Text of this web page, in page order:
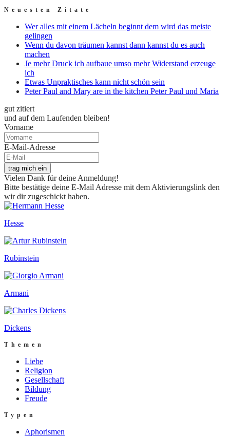
Neuesten Zitate
Wer alles mit einem Lächeln beginnt dem wird das meiste
gelingen
Wenn du davon träumen kannst dann kannst du es auch
machen
Je mehr Druck ich aufbaue umso mehr Widerstand erzeuge
ich
Etwas Unpraktisches kann nicht schön sein
Peter Paul and Mary are in the kitchen Peter Paul und Maria
gut zitiert
und auf dem Laufenden bleiben!
Vorname
E-Mail-Adresse
trag mich ein
Vielen Dank für deine Anmeldung!
Bitte bestätige deine E-Mail Adresse mit dem Aktivierungslink den
wir dir zugeschickt haben.
Hesse
Rubinstein
Armani
Dickens
Themen
Liebe
Religion
Gesellschaft
Bildung
Freude
Typen
Aphorismen